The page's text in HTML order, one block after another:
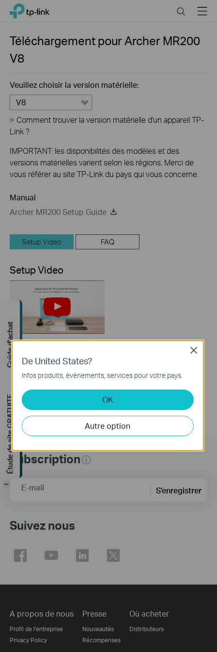
Click
the
navigation
TP-Link, Reliably Smart SearchMenu
Téléchargement pourArcher MR200
V8
Veuillez choisir la version matérielle:
V8
> Comment trouver la version matérielle d'un appareil TP-
Link ?
IMPORTANT: les disponibilités des modèles et des
versions matérielles varient selon les régions. Merci de
vous référer au site TP-Link du pays qui vous concerne.
Manual
Archer MR200 Setup Guide
Setup Video FAQ
Setup Video
How to Set up TP-
Link 4G WiFi Router
Subscription
E-mail S'enregistrer
Suivez nous
A propos de nous
Profil de l'entreprise
Privacy Policy
Presse
Nouveautés
Récompenses
Où acheter
Distributeurs
De United States?
Infos produits, événements, services pour votre pays.
OK
Autre option
Close
Guide d'achat
Étude de site GRATUITE
-